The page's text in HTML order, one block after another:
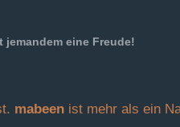
eine Freude!
mabeen ist mehr als ein